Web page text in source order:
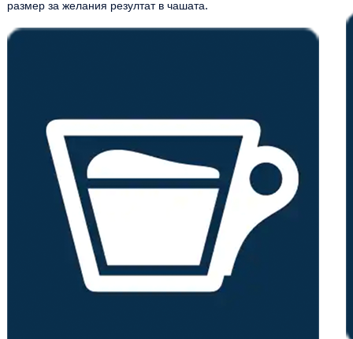
размер за желания резултат в чашата.